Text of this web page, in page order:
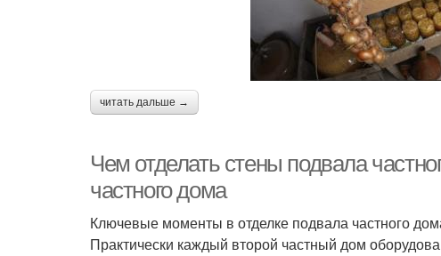
читать дальше →
Чем отделать стены подвала
частного дома
Ключевые моменты в отделке подвала частного
Практически каждый второй частный дом